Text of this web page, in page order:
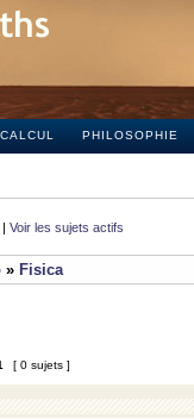
CALCUL PHILOSOPHIE
| Voir les sujets actifs
» Fisica
[ 0 sujets ]